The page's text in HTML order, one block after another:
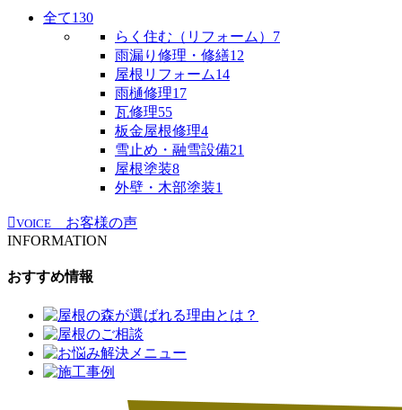
全て130
らく住む（リフォーム） 7
雨漏り修理・修繕12
屋根リフォーム14
雨樋修理17
瓦修理55
板金屋根修理4
雪止め・融雪設備21
屋根塗装8
外壁・木部塗装1
VOICE
お客様の声
INFORMATION
おすすめ情報